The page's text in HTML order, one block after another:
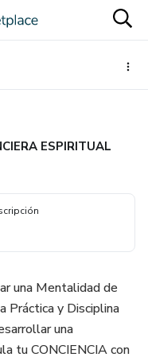
ESPIRITUAL
una Mentalidad de
Práctica y Disciplina
una
tu CONCIENCIA con